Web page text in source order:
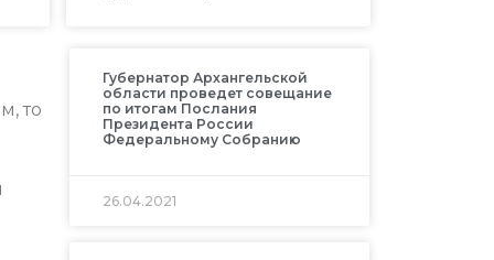
то
Губернатор Архангельской
области проведет совещание
по итогам Послания
Президента России
Федеральному Собранию
26.04.2021